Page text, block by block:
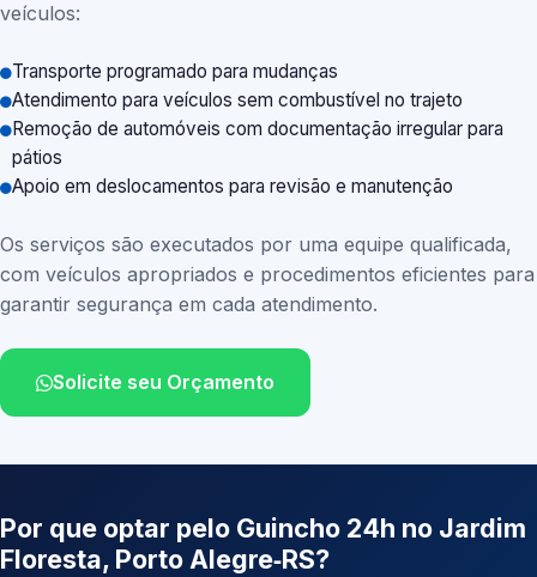
veículos:
Transporte programado para mudanças
Atendimento para veículos sem combustível no trajeto
Remoção de automóveis com documentação irregular para
pátios
Apoio em deslocamentos para revisão e manutenção
Os serviços são executados por uma equipe qualificada,
com veículos apropriados e procedimentos eficientes para
garantir segurança em cada atendimento.
Solicite seu Orçamento
Por que optar pelo Guincho 24h no Jardim
Floresta, Porto Alegre‑RS?